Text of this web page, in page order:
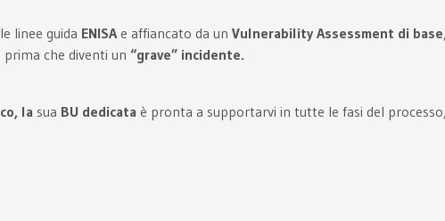
linee guida ENISA e affiancato da un Vulnerability Assessment di base
che diventi un “grave” incidente.
la sua BU dedicata è pronta a supportarvi in tutte le fasi del